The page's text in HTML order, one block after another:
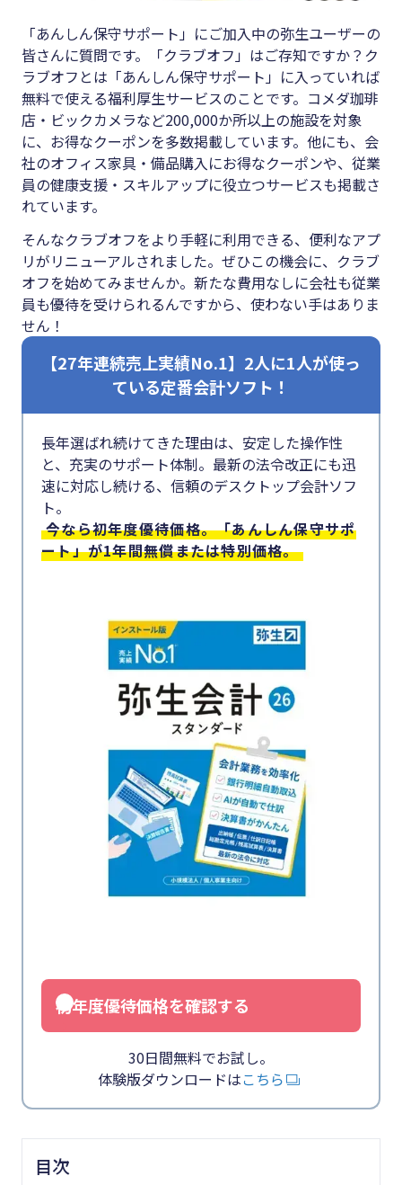
#採用
#人材育成
#店舗経営
#クラブオフ
#クラブ
オフ
「あんしん保守サポート」にご加入中の弥生ユーザーの
皆さんに質問です。「クラブオフ」はご存知ですか？ク
ラブオフとは「あんしん保守サポート」に入っていれば
無料で使える福利厚生サービスのことです。コメダ珈琲
店・ビックカメラなど200,000か所以上の施設を対象
に、お得なクーポンを多数掲載しています。他にも、会
社のオフィス家具・備品購入にお得なクーポンや、従業
員の健康支援・スキルアップに役立つサービスも掲載さ
れています。
そんなクラブオフをより手軽に利用できる、便利なアプ
リがリニューアルされました。ぜひこの機会に、クラブ
オフを始めてみませんか。新たな費用なしに会社も従業
員も優待を受けられるんですから、使わない手はありま
せん！
【27年連続売上実績No.1】2人に1人が使っ
ている定番会計ソフト！
長年選ばれ続けてきた理由は、安定した操作性
と、充実のサポート体制。最新の法令改正にも迅
速に対応し続ける、信頼のデスクトップ会計ソフ
ト。
今なら初年度優待価格。「あんしん保守サポ
ート」が1年間無償または特別価格。
初年度優待価格を確認する
30日間無料でお試し。
体験版ダウンロードはこちら
目次